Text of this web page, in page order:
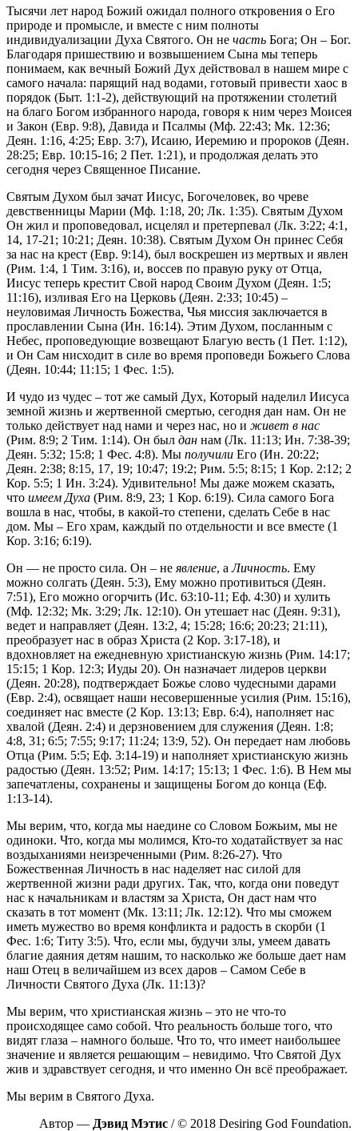
Тысячи лет народ Божий ожидал полного откровения о Его
природе и промысле, и вместе с ним полноты
индивидуализации Духа Святого. Он не часть Бога; Он – Бог.
Благодаря пришествию и возвышением Сына мы теперь
понимаем, как вечный Божий Дух действовал в нашем мире с
самого начала: парящий над водами, готовый привести хаос в
порядок (Быт. 1:1-2), действующий на протяжении столетий
на благо Богом избранного народа, говоря к ним через Моисея
и Закон (Евр. 9:8), Давида и Псалмы (Мф. 22:43; Мк. 12:36;
Деян. 1:16, 4:25; Евр. 3:7), Исаию, Иеремию и пророков (Деян.
28:25; Евр. 10:15-16; 2 Пет. 1:21), и продолжая делать это
сегодня через Священное Писание.
Святым Духом был зачат Иисус, Богочеловек, во чреве
девственницы Марии (Мф. 1:18, 20; Лк. 1:35). Святым Духом
Он жил и проповедовал, исцелял и претерпевал (Лк. 3:22; 4:1,
14, 17-21; 10:21; Деян. 10:38). Святым Духом Он принес Себя
за нас на крест (Евр. 9:14), был воскрешен из мертвых и явлен
(Рим. 1:4, 1 Тим. 3:16), и, воссев по правую руку от Отца,
Иисус теперь крестит Свой народ Своим Духом (Деян. 1:5;
11:16), изливая Его на Церковь (Деян. 2:33; 10:45) –
неуловимая Личность Божества, Чья миссия заключается в
прославлении Сына (Ин. 16:14). Этим Духом, посланным с
Небес, проповедующие возвещают Благую весть (1 Пет. 1:12),
и Он Сам нисходит в силе во время проповеди Божьего Слова
(Деян. 10:44; 11:15; 1 Фес. 1:5).
И чудо из чудес – тот же самый Дух, Который наделил Иисуса
земной жизнь и жертвенной смертью, сегодня дан нам. Он не
только действует над нами и через нас, но и живет в нас
(Рим. 8:9; 2 Тим. 1:14). Он был дан нам (Лк. 11:13; Ин. 7:38-39;
Деян. 5:32; 15:8; 1 Фес. 4:8). Мы получили Его (Ин. 20:22;
Деян. 2:38; 8:15, 17, 19; 10:47; 19:2; Рим. 5:5; 8:15; 1 Кор. 2:12; 2
Кор. 5:5; 1 Ин. 3:24). Удивительно! Мы даже можем сказать,
что имеем Духа (Рим. 8:9, 23; 1 Кор. 6:19). Сила самого Бога
вошла в нас, чтобы, в какой-то степени, сделать Себе в нас
дом. Мы – Его храм, каждый по отдельности и все вместе (1
Кор. 3:16; 6:19).
Он — не просто сила. Он – не явление, аЛичность. Ему
можно солгать (Деян. 5:3), Ему можно противиться (Деян.
7:51), Его можно огорчить (Ис. 63:10-11; Еф. 4:30) и хулить
(Мф. 12:32; Мк. 3:29; Лк. 12:10). Он утешает нас (Деян. 9:31),
ведет и направляет (Деян. 13:2, 4; 15:28; 16:6; 20:23; 21:11),
преобразует нас в образ Христа (2 Кор. 3:17-18), и
вдохновляет на ежедневную христианскую жизнь (Рим. 14:17;
15:15; 1 Кор. 12:3; Иуды 20). Он назначает лидеров церкви
(Деян. 20:28), подтверждает Божье слово чудесными дарами
(Евр. 2:4), освящает наши несовершенные усилия (Рим. 15:16),
соединяет нас вместе (2 Кор. 13:13; Евр. 6:4), наполняет нас
хвалой (Деян. 2:4) и дерзновением для служения (Деян. 1:8;
4:8, 31; 6:5; 7:55; 9:17; 11:24; 13:9, 52). Он передает нам любовь
Отца (Рим. 5:5; Еф. 3:14-19) и наполняет христианскую жизнь
радостью (Деян. 13:52; Рим. 14:17; 15:13; 1 Фес. 1:6). В Нем мы
запечатлены, сохранены и защищены Богом до конца (Еф.
1:13-14).
Мы верим, что, когда мы наедине со Словом Божьим, мы не
одиноки. Что, когда мы молимся, Кто-то ходатайствует за нас
воздыханиями неизреченными (Рим. 8:26-27). Что
Божественная Личность в нас наделяет нас силой для
жертвенной жизни ради других. Так, что, когда они поведут
нас к начальникам и властям за Христа, Он даст нам что
сказать в тот момент (Мк. 13:11; Лк. 12:12). Что мы сможем
иметь мужество во время конфликта и радость в скорби (1
Фес. 1:6; Титу 3:5). Что, если мы, будучи злы, умеем давать
благие даяния детям нашим, то насколько же больше дает нам
наш Отец в величайшем из всех даров – Самом Себе в
Личности Святого Духа (Лк. 11:13)?
Мы верим, что христианская жизнь – это не что-то
происходящее само собой. Что реальность больше того, что
видят глаза – намного больше. Что то, что имеет наибольшее
значение и является решающим – невидимо. Что Святой Дух
жив и здравствует сегодня, и что именно Он всё преображает.
Мы верим в Святого Духа.
Автор — Дэвид Мэтис / © 2018 Desiring God Foundation.